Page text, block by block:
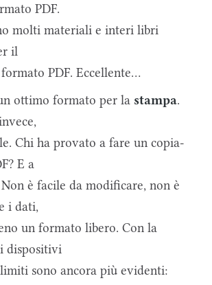
PDF.
molti materiali e interi libri
il
PDF. Eccellente...
ottimo formato per la stampa.
Chi ha provato a fare un copia-
E a
è facile da modificare, non è
i dati,
un formato libero. Con la
dispositivi
sono ancora più evidenti: